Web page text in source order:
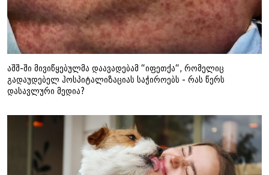
აშშ-ში მივიწყებულმა დაავადებამ “იფეთქა“, რომელიც
გადაუდებელ ჰოსპიტალიზაციას საჭიროებს - რას წერს
დასავლური მედია?